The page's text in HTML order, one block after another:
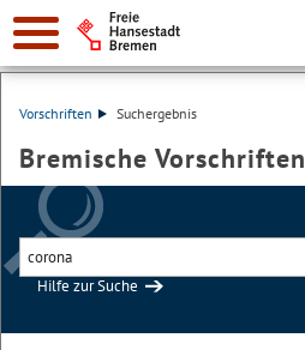
Vorschriften Suchergebnis
Bremische Vorschriften
Hilfe zur Suche